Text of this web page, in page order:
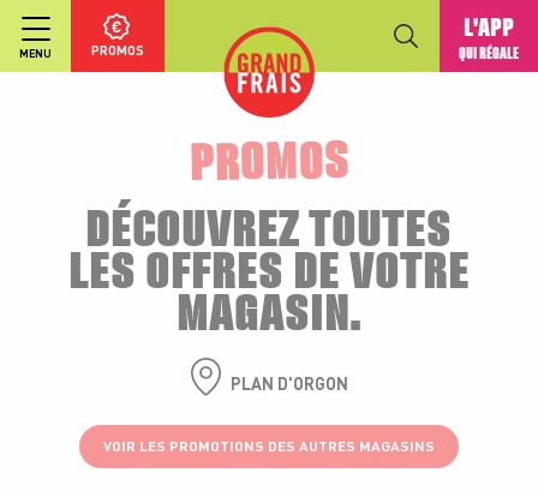
MENU PROMOS
L'APP
QUI RÉGALE
PROMOS
DÉCOUVREZ TOUTES
LES OFFRES DE VOTRE
MAGASIN.
PLAN D'ORGON
VOIR LES PROMOTIONS DES AUTRES MAGASINS